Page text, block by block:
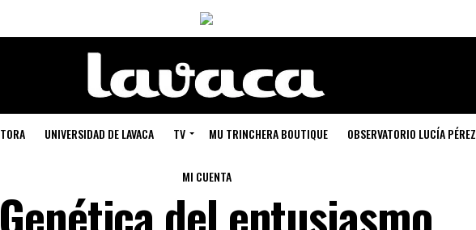
UNIVERSIDAD DE LAVACA TV MU TRINCHERA BOUTIQUE OBSERVATORIO LUCÍA PÉREZ
MI CUENTA
del entusiasmo